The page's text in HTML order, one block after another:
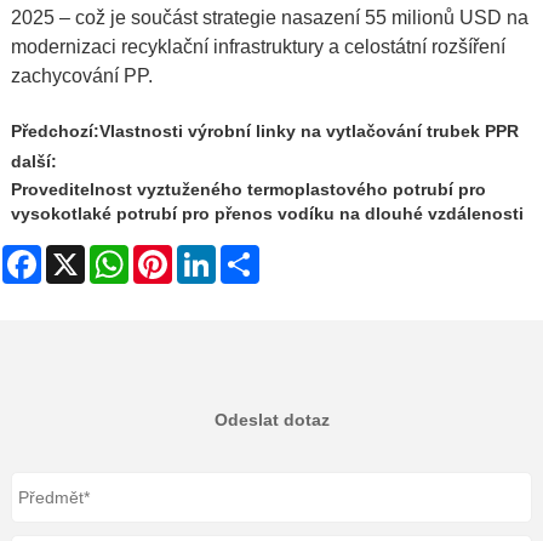
2025 – což je součást strategie nasazení 55 milionů USD na
modernizaci recyklační infrastruktury a celostátní rozšíření
zachycování PP.
Předchozí:Vlastnosti výrobní linky na vytlačování trubek PPR
další:
Proveditelnost vyztuženého termoplastového potrubí pro
vysokotlaké potrubí pro přenos vodíku na dlouhé vzdálenosti
Facebook
X WhatsAppPinterestLinkedIn
Odeslat dotaz